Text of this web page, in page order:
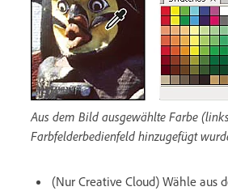
Aus dem Bild ausgewählte Farbe
Farbfelderbedienfeld hinzugefügt
(Nur Creative Cloud) Wähle aus